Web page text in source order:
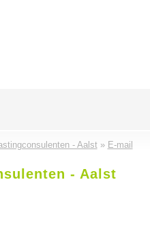
- Aalst» E-mail
- Aalst